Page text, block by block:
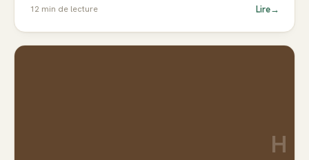
12 min de lecture Lire→
H